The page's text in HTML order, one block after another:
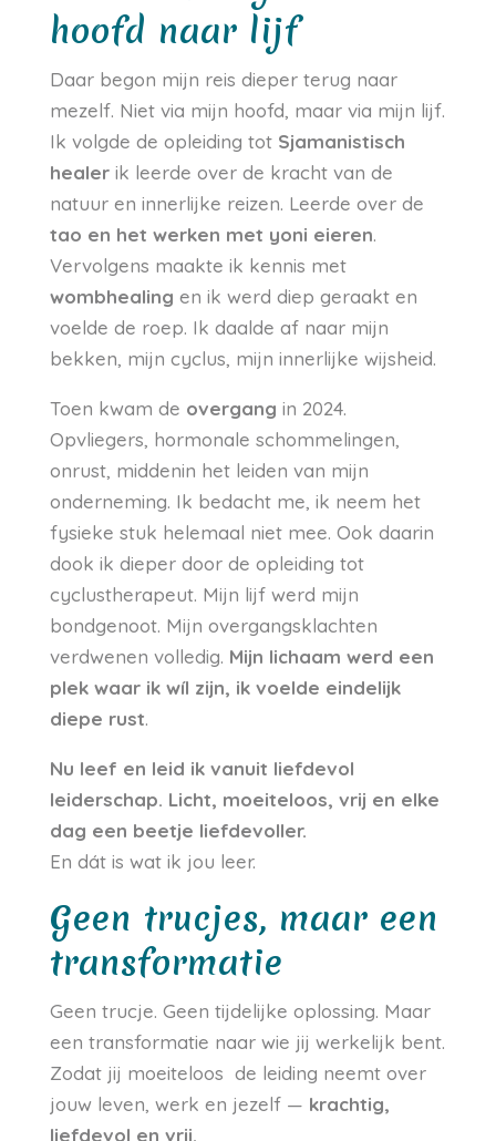
hoofd naar lijf
Daar begon mijn reis dieper terug naar
mezelf. Niet via mijn hoofd, maar via mijn lijf.
Ik volgde de opleiding tot Sjamanistisch
healerik leerde over de kracht van de
natuur en innerlijke reizen. Leerde over de
tao en het werken met yoni eieren.
Vervolgens maakte ik kennis met
wombhealing en ik werd diep geraakt en
voelde de roep. Ik daalde af naar mijn
bekken, mijn cyclus, mijn innerlijke wijsheid.
Toen kwam de overgang in 2024.
Opvliegers, hormonale schommelingen,
onrust, middenin het leiden van mijn
onderneming. Ik bedacht me, ik neem het
fysieke stuk helemaal niet mee. Ook daarin
dook ik dieper door de opleiding tot
cyclustherapeut. Mijn lijf werd mijn
bondgenoot. Mijn overgangsklachten
verdwenen volledig. Mijn lichaam werd een
plek waar ik wíl zijn, ik voelde eindelijk
diepe rust.
Nu leef en leid ik vanuit liefdevol
leiderschap. Licht, moeiteloos, vrij en elke
dag een beetje liefdevoller.
En dát is wat ik jou leer.
Geen trucjes, maar een
transformatie
Geen trucje. Geen tijdelijke oplossing. Maar
een transformatie naar wie jij werkelijk bent.
Zodat jij moeiteloos de leiding neemt over
jouw leven, werk en jezelf — krachtig,
liefdevol en vrij.